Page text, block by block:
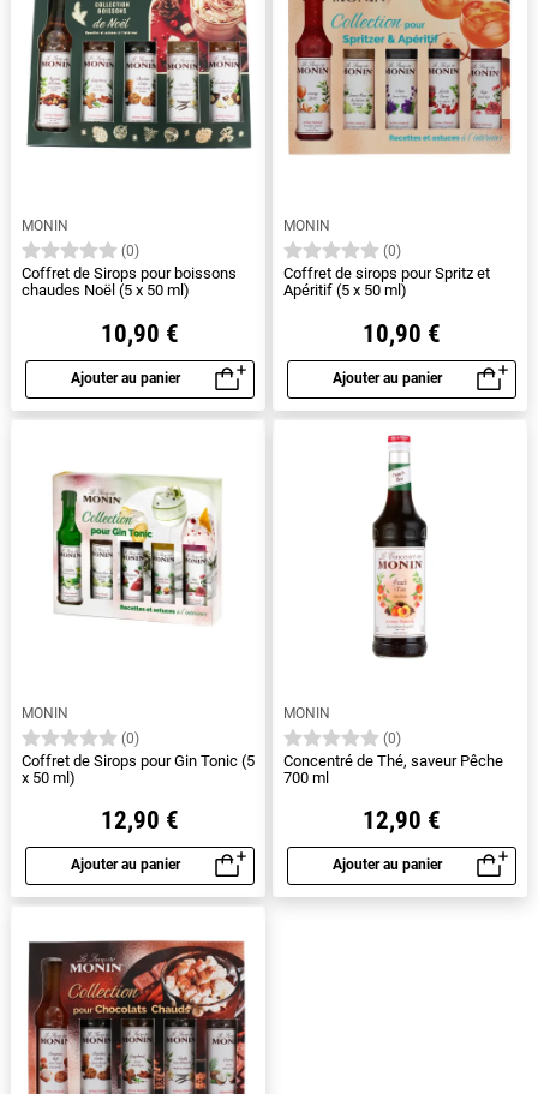
MONIN
(0)
Coffret de Sirops pour boissons
chaudes Noël (5 x 50 ml)
10,90 €
Ajouter au panier
Aperçu rapide
MONIN
(0)
Coffret de sirops pour Spritz et
Apéritif (5 x 50 ml)
10,90 €
Ajouter au panier
Aperçu rapide
MONIN
(0)
Coffret de Sirops pour Gin Tonic (5
x 50 ml)
12,90 €
Ajouter au panier
Aperçu rapide
MONIN
(0)
Concentré de Thé, saveur Pêche
700 ml
12,90 €
Ajouter au panier
Aperçu rapide